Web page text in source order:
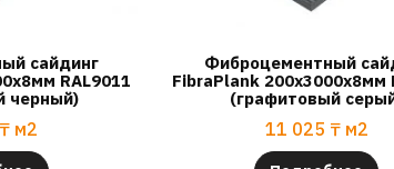
сайдинг
RAL9011
черный)
₸ м2
Фиброцементный
FibraPlank 200х3000х8мм
(графитовый
11 025 ₸ м2